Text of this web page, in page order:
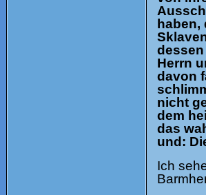
dessen
Herrn
davon
nicht
dem
das
und:
Ich